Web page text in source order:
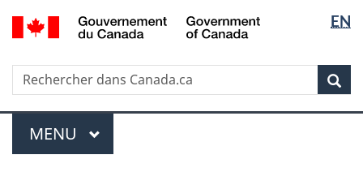
Passer
au
principal
Passer
à
sujet
du
gouvernement »
Passer
à
version
HTML
simplifiée
la
langue
EN
Rechercher
Rechercher
dans
Canada.ca
Menu
MENU PRINCIPAL